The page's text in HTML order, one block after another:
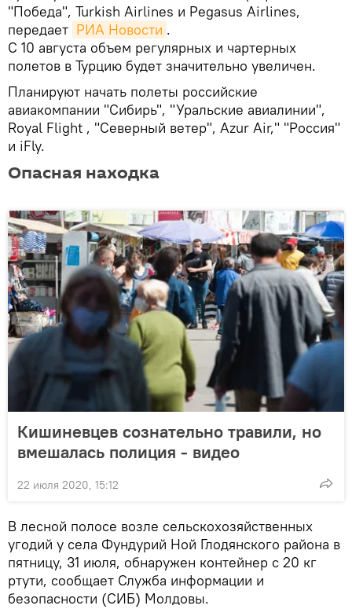
"Победа", Turkish Airlines и Pegasus Airlines,
передает РИА Новости .
С 10 августа объем регулярных и чартерных
полетов в Турцию будет значительно увеличен.
Планируют начать полеты российские
авиакомпании "Сибирь", "Уральские авиалинии",
Royal Flight , "Северный ветер", Azur Air," "Россия"
и iFly.
Опасная находка
Кишиневцев сознательно травили, но
вмешалась полиция - видео
22 июля 2020, 15:12
В лесной полосе возле сельскохозяйственных
угодий у села Фундурий Ной Глодянского района в
пятницу, 31 июля, обнаружен контейнер с 20 кг
ртути, сообщает Служба информации и
безопасности (СИБ) Молдовы.